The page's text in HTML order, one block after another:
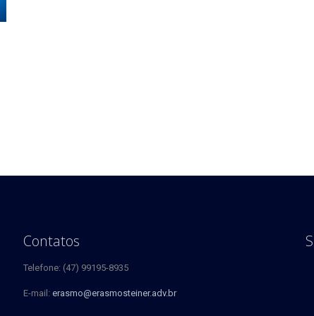
Contatos
Telefone: (47) 99195-8935
E-mail: erasmo@erasmosteiner.adv.br